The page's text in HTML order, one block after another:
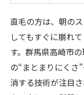
直毛の方は、朝の
してもすぐに崩れ
す。群馬県高崎市
の“まとまりにくさ
消する技術が注目